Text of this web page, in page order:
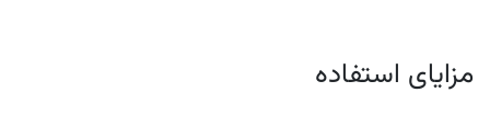
مزایای استفاده